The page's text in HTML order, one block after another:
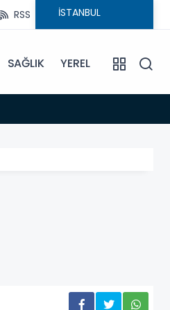
RSS
SAĞLIK YEREL